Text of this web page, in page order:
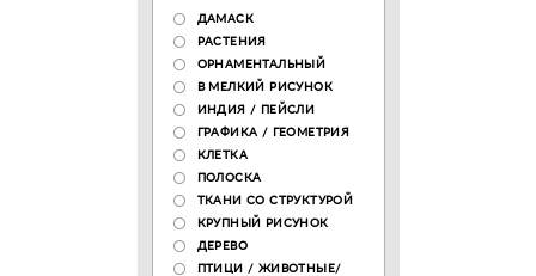
ДАМАСК
РАСТЕНИЯ
ОРНАМЕНТАЛЬНЫЙ
В МЕЛКИЙ РИСУНОК
ИНДИЯ / ПЕЙСЛИ
ГРАФИКА / ГЕОМЕТРИЯ
КЛЕТКА
ПОЛОСКА
ТКАНИ СО СТРУКТУРОЙ
КРУПНЫЙ РИСУНОК
ДЕРЕВО
ПТИЦИ / ЖИВОТНЫЕ/